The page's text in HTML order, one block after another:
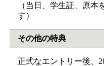
（当日、学生証、原本
す）
その他の特典
正式なエントリー後、